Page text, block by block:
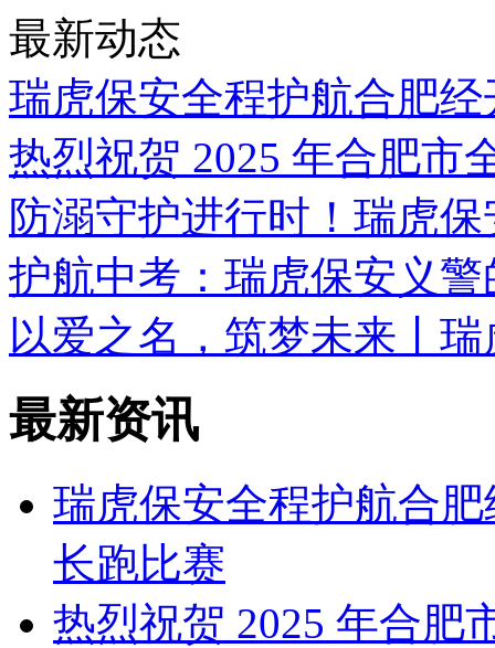
最新动态
瑞虎保安全程护航合肥
热烈祝贺 2025 年合肥市
防溺守护进行时！瑞虎
护航中考：瑞虎保安义
以爱之名，筑梦未来丨
最新资讯
瑞虎保安全程护航合
长跑比赛
热烈祝贺 2025 年合肥